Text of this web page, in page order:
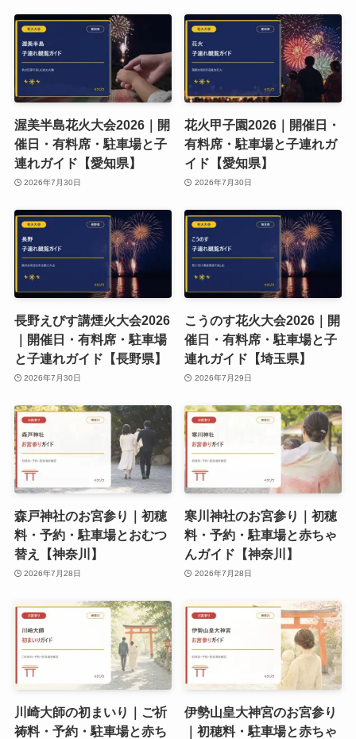
渥美半島花火大会2026｜開
催日・有料席・駐車場と子
連れガイド【愛知県】
2026年7月30日
花火甲子園2026｜開催日・
有料席・駐車場と子連れガ
イド【愛知県】
2026年7月30日
長野えびす講煙火大会2026
｜開催日・有料席・駐車場
と子連れガイド【長野県】
2026年7月30日
こうのす花火大会2026｜開
催日・有料席・駐車場と子
連れガイド【埼玉県】
2026年7月29日
森戸神社のお宮参り｜初穂
料・予約・駐車場とおむつ
替え【神奈川】
2026年7月28日
寒川神社のお宮参り｜初穂
料・予約・駐車場と赤ちゃ
んガイド【神奈川】
2026年7月28日
川崎大師の初まいり｜ご祈
祷料・予約・駐車場と赤ち
伊勢山皇大神宮のお宮参り
｜初穂料・駐車場と赤ちゃ